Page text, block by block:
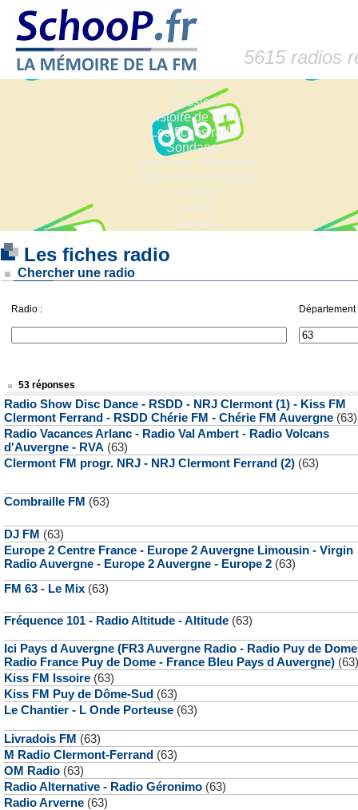
5615 radios
Accueil
Dossiers
Histoire de la FM
Les fiches radio
Sondages
Anciennes fréquences
Fréquences actuelles
Lexique
Liens
Contact
Les fiches radio
Chercher une radio
Radio : Département
53 réponses
Radio Show Disc Dance - RSDD - NRJ Clermont (1) - Kiss FM
Clermont Ferrand - RSDD Chérie FM - Chérie FM Auvergne (63)
Radio Vacances Arlanc - Radio Val Ambert - Radio Volcans
d'Auvergne - RVA (63)
Clermont FM progr. NRJ - NRJ Clermont Ferrand (2) (63)
Combraille FM (63)
DJ FM (63)
Europe 2 Centre France - Europe 2 Auvergne Limousin - Virgin
Radio Auvergne - Europe 2 Auvergne - Europe 2 (63)
FM 63 - Le Mix (63)
Fréquence 101 - Radio Altitude - Altitude (63)
Ici Pays d Auvergne (FR3 Auvergne Radio - Radio Puy de
Radio France Puy de Dome - France Bleu Pays d Auvergne) (63)
Kiss FM Issoire (63)
Kiss FM Puy de Dôme-Sud (63)
Le Chantier - L Onde Porteuse (63)
Livradois FM (63)
M Radio Clermont-Ferrand (63)
OM Radio (63)
Radio Alternative - Radio Géronimo (63)
Radio Arverne (63)